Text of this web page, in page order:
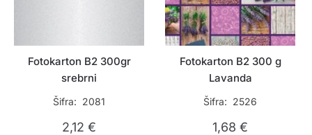
Fotokarton B2 300gr
srebrni
Šifra: 2081
2,12€
Fotokarton B2 300 g
Lavanda
Šifra: 2526
1,68€